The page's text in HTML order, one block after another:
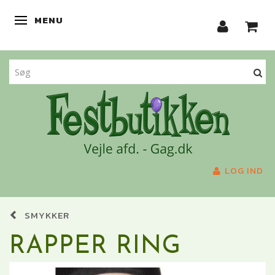
SKIFTE NAVIGATION
MENU
LOG IND
SMYKKER
RAPPER RING